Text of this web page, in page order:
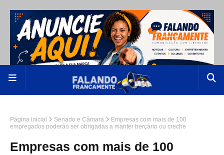
Página inicial Senado e Câmara
Empresas com mais de 100
empregados poderão ser obrigadas a manter berçário ou creche
Empresas com mais de 100